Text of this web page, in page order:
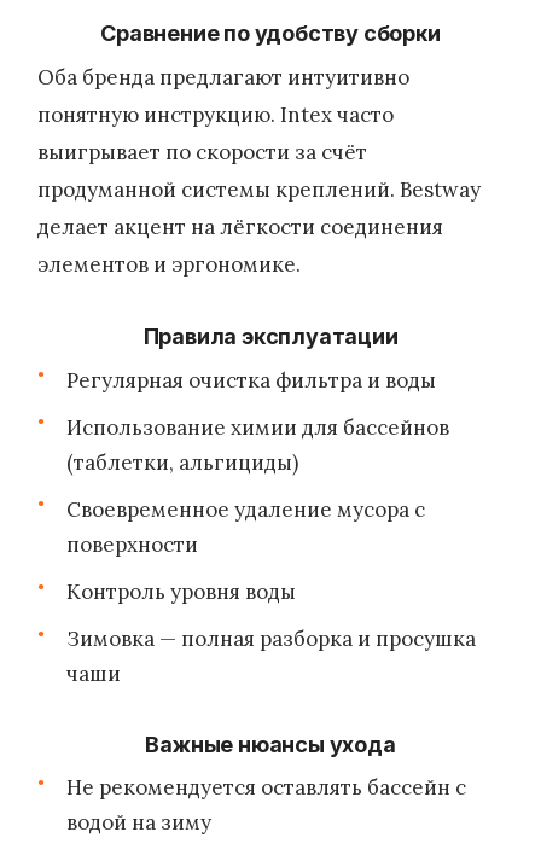
Сравнение по удобству сборки
Оба бренда предлагают интуитивно
понятную инструкцию. Intex часто
выигрывает по скорости за счёт
продуманной системы креплений. Bestway
делает акцент на лёгкости соединения
элементов и эргономике.
Правила эксплуатации
Регулярная очистка фильтра и воды
Использование химии для бассейнов
(таблетки, альгициды)
Своевременное удаление мусора с
поверхности
Контроль уровня воды
Зимовка — полная разборка и просушка
чаши
Важные нюансы ухода
Не рекомендуется оставлять бассейн с
водой на зиму